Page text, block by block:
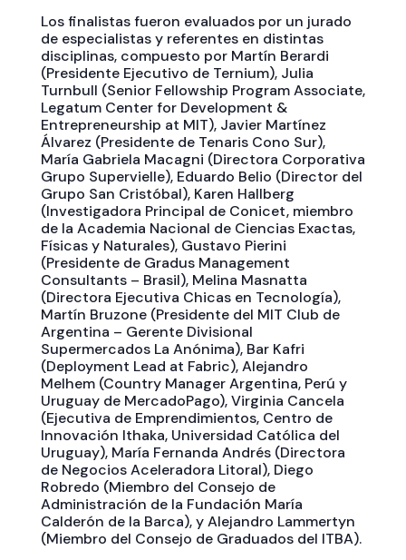
Los finalistas fueron evaluados por un jurado
de especialistas y referentes en distintas
disciplinas, compuesto por Martín Berardi
(Presidente Ejecutivo de Ternium), Julia
Turnbull (Senior Fellowship Program Associate,
Legatum Center for Development &
Entrepreneurship at MIT), Javier Martínez
Álvarez (Presidente de Tenaris Cono Sur),
María Gabriela Macagni (Directora Corporativa
Grupo Supervielle), Eduardo Belio (Director del
Grupo San Cristóbal), Karen Hallberg
(Investigadora Principal de Conicet, miembro
de la Academia Nacional de Ciencias Exactas,
Físicas y Naturales), Gustavo Pierini
(Presidente de Gradus Management
Consultants – Brasil), Melina Masnatta
(Directora Ejecutiva Chicas en Tecnología),
Martín Bruzone (Presidente del MIT Club de
Argentina – Gerente Divisional
Supermercados La Anónima), Bar Kafri
(Deployment Lead at Fabric), Alejandro
Melhem (Country Manager Argentina, Perú y
Uruguay de MercadoPago), Virginia Cancela
(Ejecutiva de Emprendimientos, Centro de
Innovación Ithaka, Universidad Católica del
Uruguay), María Fernanda Andrés (Directora
de Negocios Aceleradora Litoral), Diego
Robredo (Miembro del Consejo de
Administración de la Fundación María
Calderón de la Barca), y Alejandro Lammertyn
(Miembro del Consejo de Graduados del ITBA).